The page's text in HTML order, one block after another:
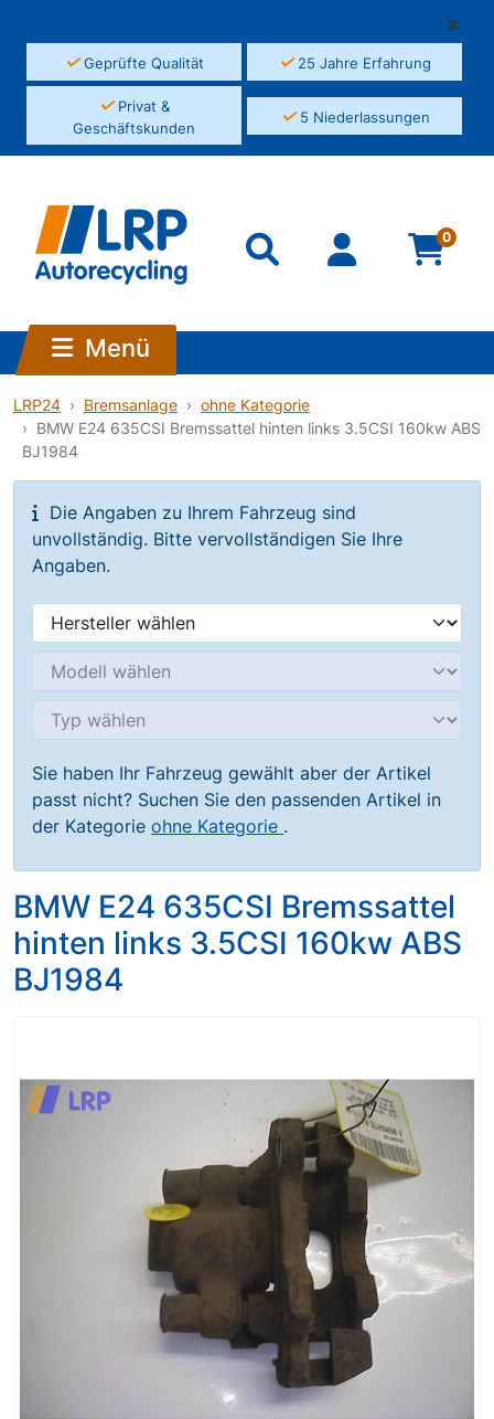
✓Geprüfte Qualität ✓25 Jahre Erfahrung
✓Privat &
Geschäftskunden
✓5 Niederlassungen
0
Menü
LRP24 Bremsanlage
ohne Kategorie
BMW E24 635CSI Bremssattel hinten links 3.5CSI 160kw ABS
BJ1984
Die Angaben zu Ihrem Fahrzeug sind
unvollständig. Bitte vervollständigen Sie Ihre
Angaben.
Sie haben Ihr Fahrzeug gewählt aber der Artikel
passt nicht? Suchen Sie den passenden Artikel in
der Kategorie ohne Kategorie .
BMW E24 635CSI Bremssattel
hinten links 3.5CSI 160kw ABS
BJ1984